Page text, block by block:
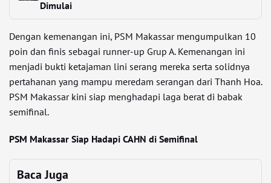
Dimulai
Dengan kemenangan ini, PSM Makassar mengumpulkan 10
poin dan finis sebagai runner-up Grup A. Kemenangan ini
menjadi bukti ketajaman lini serang mereka serta solidnya
pertahanan yang mampu meredam serangan dari Thanh Hoa.
PSM Makassar kini siap menghadapi laga berat di babak
semifinal.
PSM Makassar Siap Hadapi CAHN di Semifinal
Baca Juga